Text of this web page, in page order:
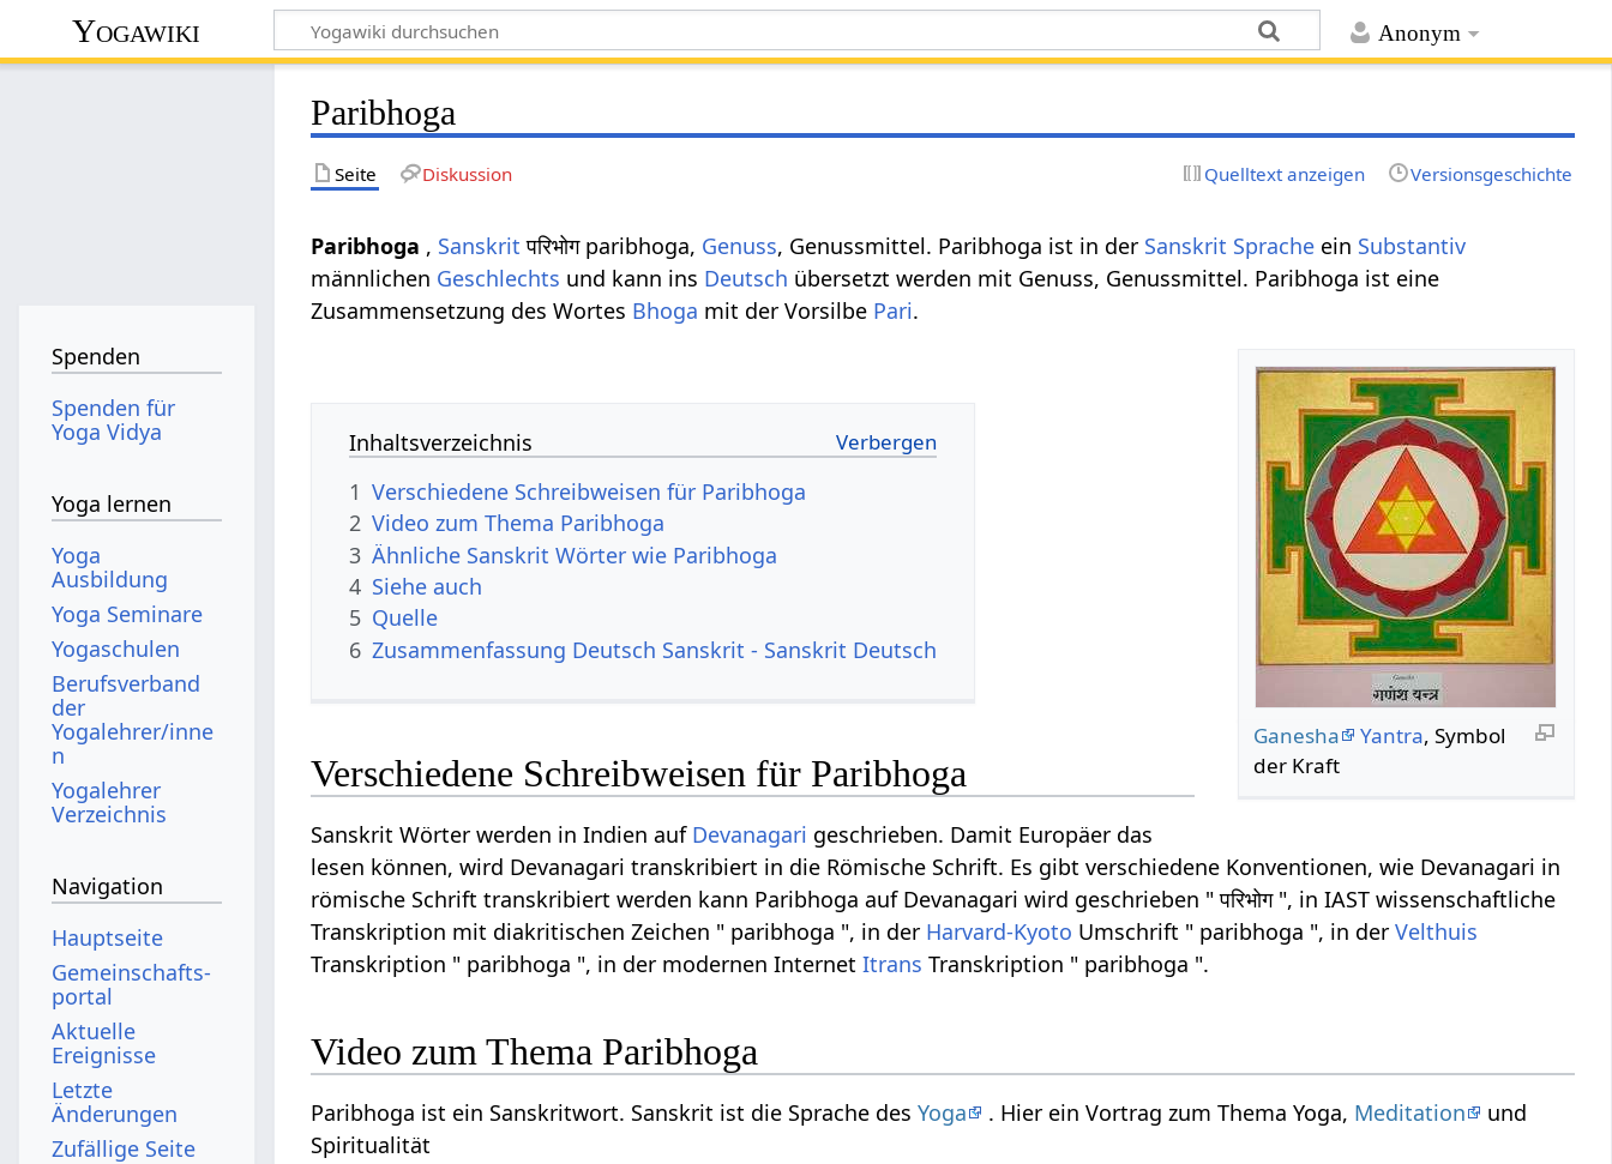
Anonym
Yogawiki
Paribhoga
Seite Diskussion Quelltext anzeigen Versionsgeschichte
Paribhoga , Sanskrit परिभोग paribhoga, Genuss, Genussmittel. Paribhoga ist in der Sanskrit Sprache ein Substantiv
männlichen Geschlechts und kann ins Deutsch übersetzt werden mit Genuss, Genussmittel. Paribhoga ist eine
Zusammensetzung des Wortes Bhoga mit der Vorsilbe Pari.
Ganesha Yantra, Symbol
der Kraft
Inhaltsverzeichnis
1 Verschiedene Schreibweisen für Paribhoga
2 Video zum Thema Paribhoga
3 Ähnliche Sanskrit Wörter wie Paribhoga
4 Siehe auch
5 Quelle
6 Zusammenfassung Deutsch Sanskrit - Sanskrit Deutsch
Verschiedene Schreibweisen für Paribhoga
Sanskrit Wörter werden in Indien auf Devanagari geschrieben. Damit Europäer das
lesen können, wird Devanagari transkribiert in die Römische Schrift. Es gibt verschiedene Konventionen, wie Devanagari in
römische Schrift transkribiert werden kann Paribhoga auf Devanagari wird geschrieben " परिभोग ", in IAST wissenschaftliche
Transkription mit diakritischen Zeichen " paribhoga ", in der Harvard-Kyoto Umschrift " paribhoga ", in derVelthuis
Transkription " paribhoga ", in der modernen InternetItrans Transkription " paribhoga ".
Video zum Thema Paribhoga
Paribhoga ist ein Sanskritwort. Sanskrit ist die Sprache desYoga . Hier ein Vortrag zum Thema Yoga, Meditation
und
Spiritualität
Spenden
Spenden für
Yoga Vidya
Yoga lernen
Yoga
Ausbildung
Yoga Seminare
Yogaschulen
Berufsverband
der
Yogalehrer/inne
n
Yogalehrer
Verzeichnis
Navigation
Hauptseite
Gemeinschafts­
portal
Aktuelle
Ereignisse
Letzte
Änderungen
Zufällige Seite